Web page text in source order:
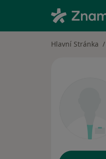
Hlavní Stránka